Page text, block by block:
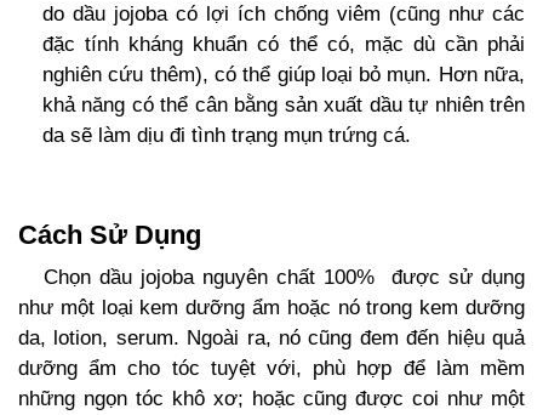
do dầu jojoba có lợi ích chống viêm (cũng như các
đặc tính kháng khuẩn có thể có, mặc dù cần phải
nghiên cứu thêm), có thể giúp loại bỏ mụn. Hơn nữa,
khả năng có thể cân bằng sản xuất dầu tự nhiên trên
da sẽ làm dịu đi tình trạng mụn trứng cá.
Cách Sử Dụng
Chọn dầu jojoba nguyên chất 100% được sử dụng
như một loại kem dưỡng ẩm hoặc nó trong kem dưỡng
da, lotion, serum. Ngoài ra, nó cũng đem đến hiệu quả
dưỡng ẩm cho tóc tuyệt với, phù hợp để làm mềm
những ngọn tóc khô xơ; hoặc cũng được coi như một